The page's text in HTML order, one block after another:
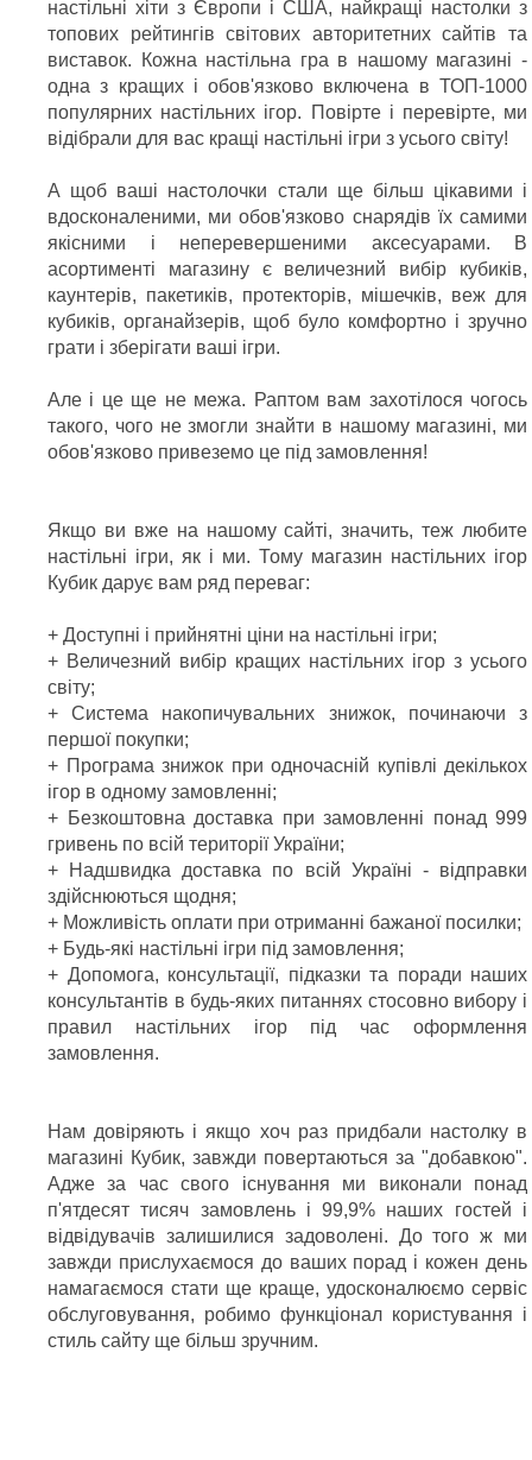
настільні хіти з Європи і США, найкращі настолки з
топових рейтингів світових авторитетних сайтів та
виставок. Кожна настільна гра в нашому магазині -
одна з кращих і обов'язково включена в ТОП-1000
популярних настільних ігор. Повірте і перевірте, ми
відібрали для вас кращі настільні ігри з усього світу!
А щоб ваші настолочки стали ще більш цікавими і
вдосконаленими, ми обов'язково снарядів їх самими
якісними і неперевершеними аксесуарами. В
асортименті магазину є величезний вибір кубиків,
каунтерів, пакетиків, протекторів, мішечків, веж для
кубиків, органайзерів, щоб було комфортно і зручно
грати і зберігати ваші ігри.
Але і це ще не межа. Раптом вам захотілося чогось
такого, чого не змогли знайти в нашому магазині, ми
обов'язково привеземо це під замовлення!
Якщо ви вже на нашому сайті, значить, теж любите
настільні ігри, як і ми. Тому магазин настільних ігор
Кубик дарує вам ряд переваг:
+ Доступні і прийнятні ціни на настільні ігри;
+ Величезний вибір кращих настільних ігор з усього
світу;
+ Система накопичувальних знижок, починаючи з
першої покупки;
+ Програма знижок при одночасній купівлі декількох
ігор в одному замовленні;
+ Безкоштовна доставка при замовленні понад 999
гривень по всій території України;
+ Надшвидка доставка по всій Україні - відправки
здійснюються щодня;
+ Можливість оплати при отриманні бажаної посилки;
+ Будь-які настільні ігри під замовлення;
+ Допомога, консультації, підказки та поради наших
консультантів в будь-яких питаннях стосовно вибору і
правил настільних ігор під час оформлення
замовлення.
Нам довіряють і якщо хоч раз придбали настолку в
магазині Кубик, завжди повертаються за "добавкою".
Адже за час свого існування ми виконали понад
п'ятдесят тисяч замовлень і 99,9% наших гостей і
відвідувачів залишилися задоволені. До того ж ми
завжди прислухаємося до ваших порад і кожен день
намагаємося стати ще краще, удосконалюємо сервіс
обслуговування, робимо функціонал користування і
стиль сайту ще більш зручним.